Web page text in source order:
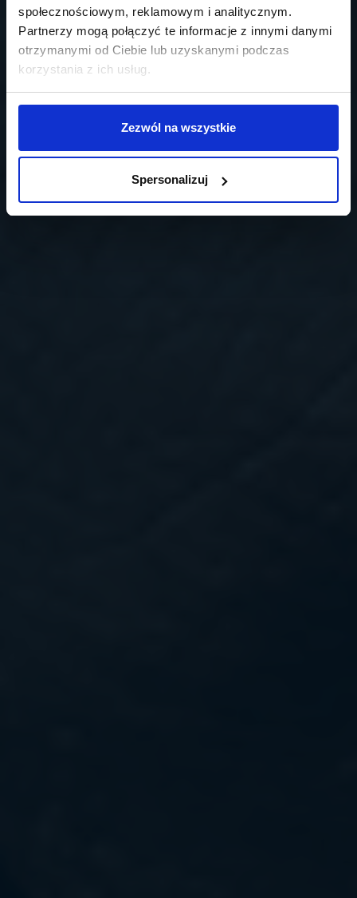
społecznościowym, reklamowym i analitycznym.
Partnerzy mogą połączyć te informacje z innymi danymi
otrzymanymi od Ciebie lub uzyskanymi podczas
korzystania z ich usług.
Zezwól na wszystkie
Spersonalizuj